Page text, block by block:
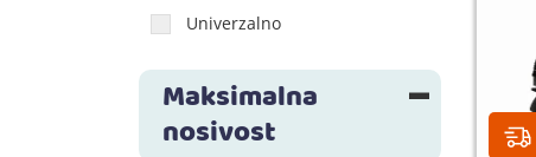
Univerzalno
Maksimalna
nosivost